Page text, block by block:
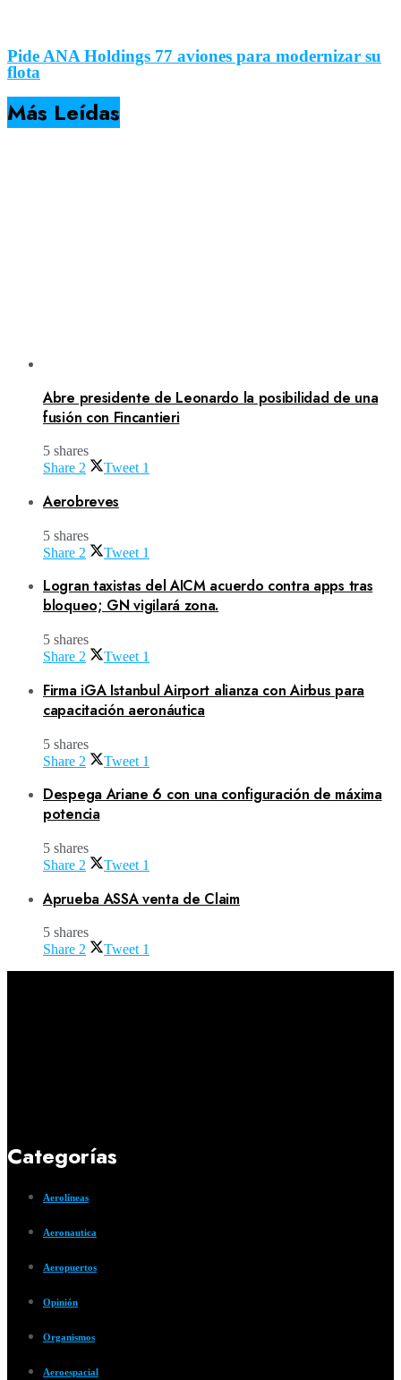
Pide ANA Holdings 77 aviones para modernizar su
flota
Más Leídas
Abre presidente de Leonardo la posibilidad de una
fusión con Fincantieri
5 shares
Share 2 Tweet 1
Aerobreves
5 shares
Share 2 Tweet 1
Logran taxistas del AICM acuerdo contra apps tras
bloqueo; GN vigilará zona.
5 shares
Share 2 Tweet 1
Firma iGA Istanbul Airport alianza con Airbus para
capacitación aeronáutica
5 shares
Share 2 Tweet 1
Despega Ariane 6 con una configuración de máxima
potencia
5 shares
Share 2 Tweet 1
Aprueba ASSA venta de Claim
5 shares
Share 2 Tweet 1
Categorías
Aerolíneas
Aeronautica
Aeropuertos
Opinión
Organismos
Aeroespacial